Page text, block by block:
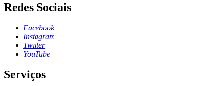
Redes Sociais
Facebook
Instagram
Twitter
YouTube
Serviços